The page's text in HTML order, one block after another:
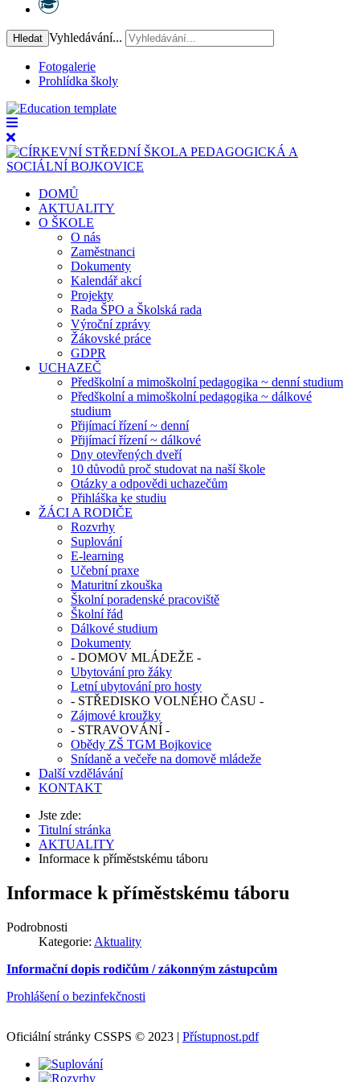
Hledat Vyhledávání...
Fotogalerie
Prohlídka školy
DOMŮ
AKTUALITY
O ŠKOLE
O nás
Zaměstnanci
Dokumenty
Kalendář akcí
Projekty
Rada ŠPO a Školská rada
Výroční zprávy
Žákovské práce
GDPR
UCHAZEČ
Předškolní a mimoškolní pedagogika ~ denní studium
Předškolní a mimoškolní pedagogika ~ dálkové
studium
Přijímací řízení ~ denní
Přijímací řízení ~ dálkové
Dny otevřených dveří
10 důvodů proč studovat na naší škole
Otázky a odpovědi uchazečům
Přihláška ke studiu
ŽÁCI A RODIČE
Rozvrhy
Suplování
E-learning
Učební praxe
Maturitní zkouška
Školní poradenské pracoviště
Školní řád
Dálkové studium
Dokumenty
- DOMOV MLÁDEŽE -
Ubytování pro žáky
Letní ubytování pro hosty
- STŘEDISKO VOLNÉHO ČASU -
Zájmové kroužky
- STRAVOVÁNÍ -
Obědy ZŠ TGM Bojkovice
Snídaně a večeře na domově mládeže
Další vzdělávání
KONTAKT
Joomla
Monster
Education
Template
Jste zde:
Titulní stránka
AKTUALITY
Informace k příměstskému táboru
Informace k příměstskému táboru
Podrobnosti
Kategorie: Aktuality
Informační dopis rodičům / zákonným zástupcům
Prohlášení o bezinfekčnosti
Oficiální stránky CSSPS © 2023 | Přístupnost.pdf